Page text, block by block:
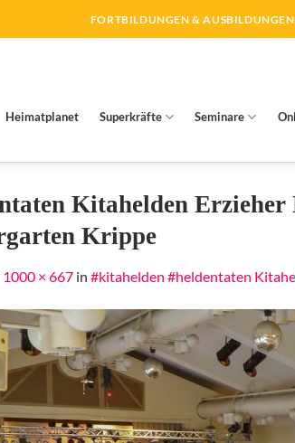
FORTBILDUNGEN &
Heimatplanet Superkräfte Seminare
Kitahelden
Krippe
1000 × 667 in #kitahelden #heldentaten